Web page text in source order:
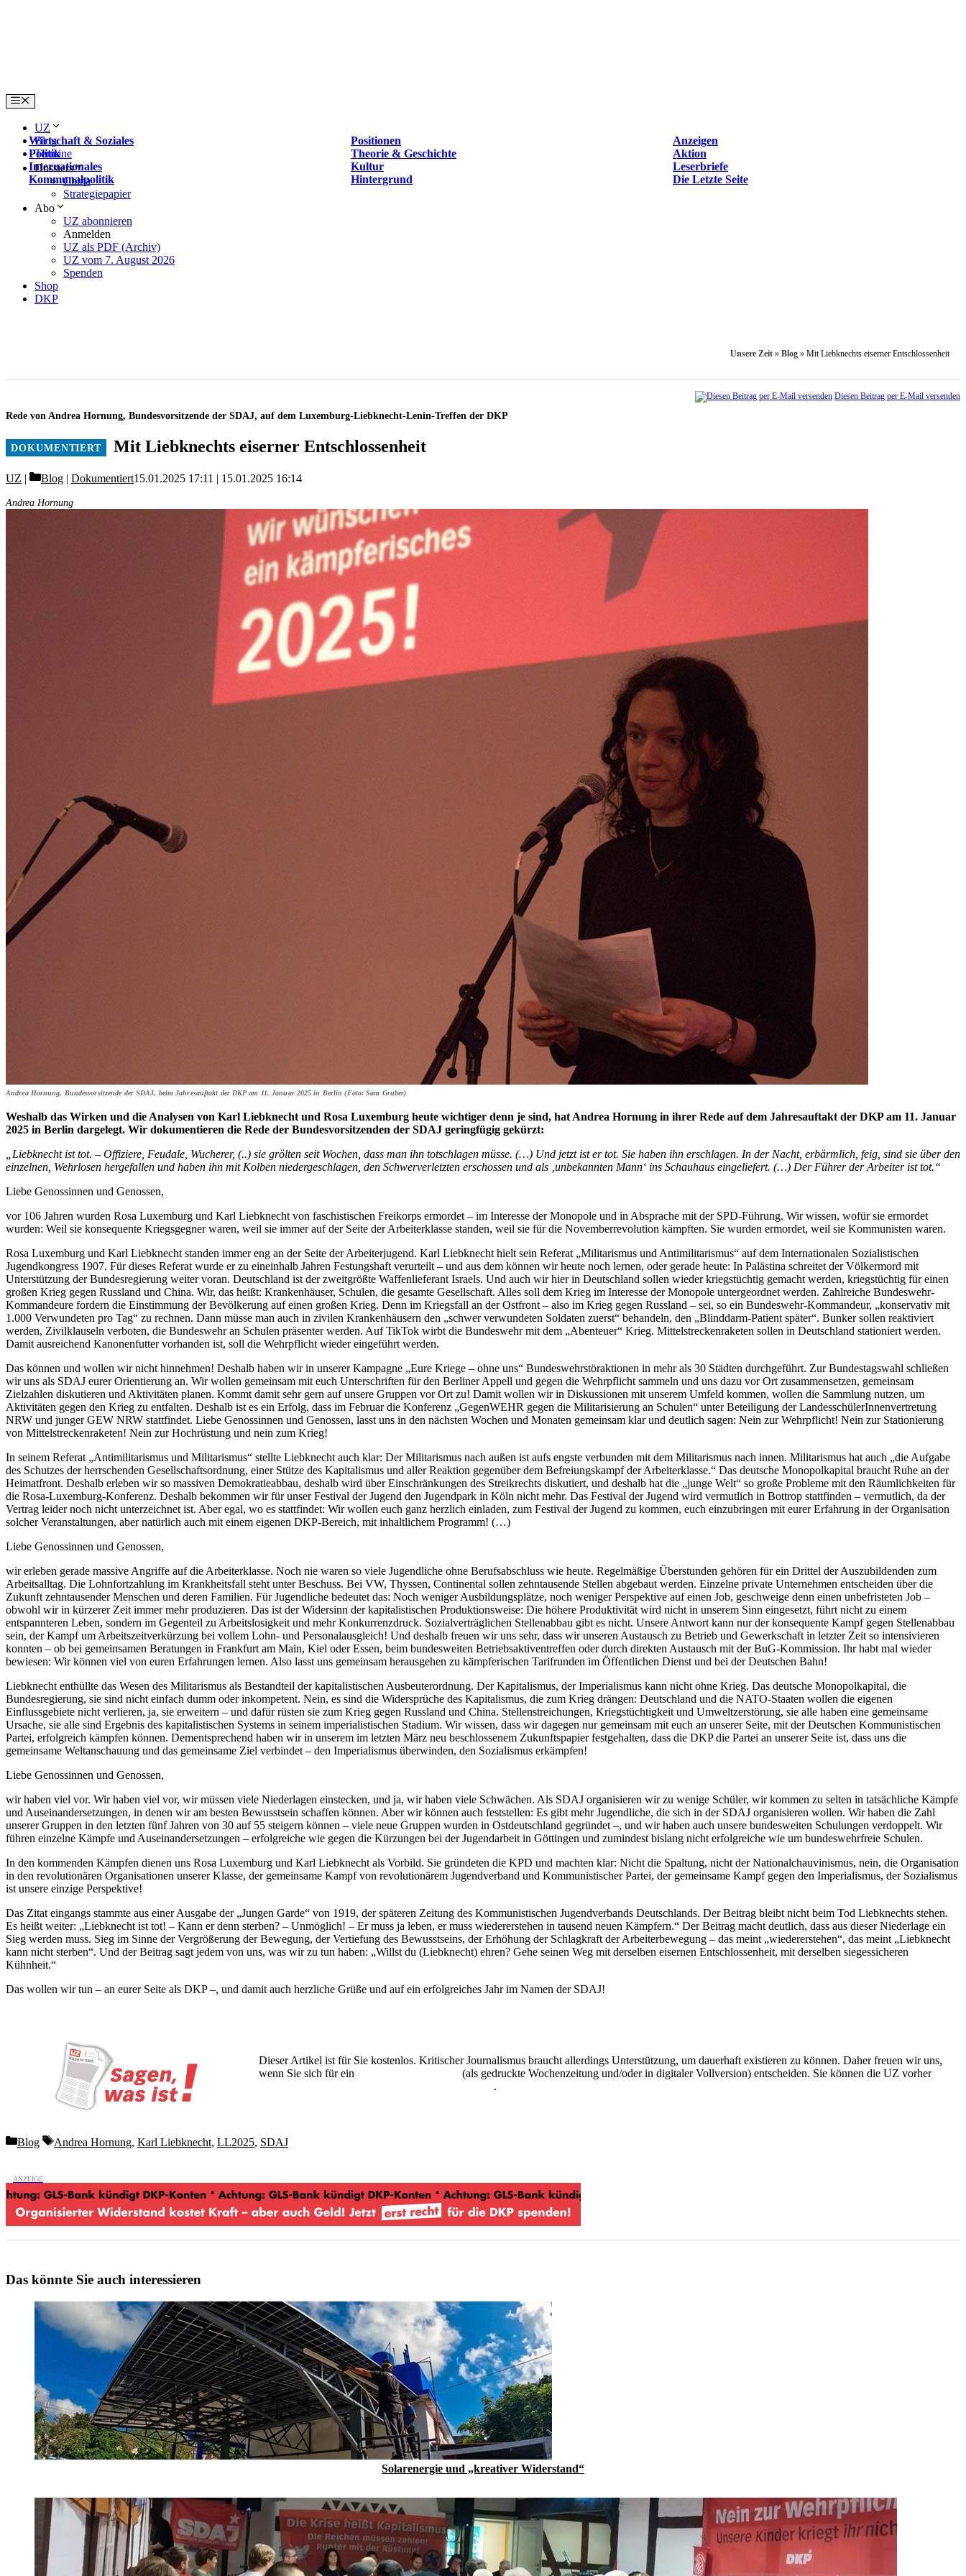
Menu
UZ
Wirtschaft & Soziales
Positionen
Anzeigen
Politik
Theorie & Geschichte
Aktion
Internationales
Kultur
Leserbriefe
Kommunalpolitik
Hintergrund Die Letzte Seite
Blog
Termine
Dossiers
China
Strategiepapier
Abo
UZ abonnieren
Anmelden
UZ als PDF (Archiv)
UZ vom 7. August 2026
Spenden
Shop
DKP
Unsere Zeit » Blog » Mit Liebknechts eiserner Entschlossenheit
Diesen Beitrag per E-Mail versenden
Rede von Andrea Hornung, Bundesvorsitzende der SDAJ, auf dem Luxemburg-Liebknecht-Lenin-Treffen der DKP
Mit Liebknechts eiserner Entschlossenheit
UZ Categories
Blog | Dokumentiert15.01.2025 17:11 15.01.2025 16:14
Andrea Hornung
Andrea Hornung, Bundesvorsitzende der SDAJ, beim Jahresauftakt der DKP am 11. Januar 2025 in Berlin (Foto: Sam Gruber)
Weshalb das Wirken und die Analysen von Karl Liebknecht und Rosa Luxemburg heute wichtiger denn je sind, hat Andrea Hornung in ihrer Rede auf dem Jahresauftakt der DKP am 11. Januar
2025 in Berlin dargelegt. Wir dokumentieren die Rede der Bundesvorsitzenden der SDAJ geringfügig gekürzt:
„Liebknecht ist tot. – Offiziere, Feudale, Wucherer, (..) sie grölten seit Wochen, dass man ihn totschlagen müsse. (…) Und jetzt ist er tot. Sie haben ihn erschlagen. In der Nacht, erbärmlich, feig, sind sie über den
einzelnen, Wehrlosen hergefallen und haben ihn mit Kolben niedergeschlagen, den Schwerverletzten erschossen und als ‚unbekannten Mann‘ ins Schauhaus eingeliefert. (…) Der Führer der Arbeiter ist tot.“
Liebe Genossinnen und Genossen,
vor 106 Jahren wurden Rosa Luxemburg und Karl Liebknecht von faschistischen Freikorps ermordet – im Interesse der Monopole und in Absprache mit der SPD-Führung. Wir wissen, wofür sie ermordet
wurden: Weil sie konsequente Kriegsgegner waren, weil sie immer auf der Seite der Arbeiterklasse standen, weil sie für die Novemberrevolution kämpften. Sie wurden ermordet, weil sie Kommunisten waren.
Rosa Luxemburg und Karl Liebknecht standen immer eng an der Seite der Arbeiterjugend. Karl Liebknecht hielt sein Referat „Militarismus und Antimilitarismus“ auf dem Internationalen Sozialistischen
Jugendkongress 1907. Für dieses Referat wurde er zu eineinhalb Jahren Festungshaft verurteilt – und aus dem können wir heute noch lernen, oder gerade heute: In Palästina schreitet der Völkermord mit
Unterstützung der Bundesregierung weiter voran. Deutschland ist der zweitgrößte Waffenlieferant Israels. Und auch wir hier in Deutschland sollen wieder kriegstüchtig gemacht werden, kriegstüchtig für einen
großen Krieg gegen Russland und China. Wir, das heißt: Krankenhäuser, Schulen, die gesamte Gesellschaft. Alles soll dem Krieg im Interesse der Monopole untergeordnet werden. Zahlreiche Bundeswehr-
Kommandeure fordern die Einstimmung der Bevölkerung auf einen großen Krieg. Denn im Kriegsfall an der Ostfront – also im Krieg gegen Russland – sei, so ein Bundeswehr-Kommandeur, „konservativ mit
1.000 Verwundeten pro Tag“ zu rechnen. Dann müsse man auch in zivilen Krankenhäusern den „schwer verwundeten Soldaten zuerst“ behandeln, den „Blinddarm-Patient später“. Bunker sollen reaktiviert
werden, Zivilklauseln verboten, die Bundeswehr an Schulen präsenter werden. Auf TikTok wirbt die Bundeswehr mit dem „Abenteuer“ Krieg. Mittelstreckenraketen sollen in Deutschland stationiert werden.
Damit ausreichend Kanonenfutter vorhanden ist, soll die Wehrpflicht wieder eingeführt werden.
Das können und wollen wir nicht hinnehmen! Deshalb haben wir in unserer Kampagne „Eure Kriege – ohne uns“ Bundeswehrstöraktionen in mehr als 30 Städten durchgeführt. Zur Bundestagswahl schließen
wir uns als SDAJ eurer Orientierung an. Wir wollen gemeinsam mit euch Unterschriften für den Berliner Appell und gegen die Wehrpflicht sammeln und uns dazu vor Ort zusammensetzen, gemeinsam
Zielzahlen diskutieren und Aktivitäten planen. Kommt damit sehr gern auf unsere Gruppen vor Ort zu! Damit wollen wir in Diskussionen mit unserem Umfeld kommen, wollen die Sammlung nutzen, um
Aktivitäten gegen den Krieg zu entfalten. Deshalb ist es ein Erfolg, dass im Februar die Konferenz „GegenWEHR gegen die Militarisierung an Schulen“ unter Beteiligung der LandesschülerInnenvertretung
NRW und junger GEW NRW stattfindet. Liebe Genossinnen und Genossen, lasst uns in den nächsten Wochen und Monaten gemeinsam klar und deutlich sagen: Nein zur Wehrpflicht! Nein zur Stationierung
von Mittelstreckenraketen! Nein zur Hochrüstung und nein zum Krieg!
In seinem Referat „Antimilitarismus und Militarismus“ stellte Liebknecht auch klar: Der Militarismus nach außen ist aufs engste verbunden mit dem Militarismus nach innen. Militarismus hat auch „die Aufgabe
des Schutzes der herrschenden Gesellschaftsordnung, einer Stütze des Kapitalismus und aller Reaktion gegenüber dem Befreiungskampf der Arbeiterklasse.“ Das deutsche Monopolkapital braucht Ruhe an der
Heimatfront. Deshalb erleben wir so massiven Demokratieabbau, deshalb wird über Einschränkungen des Streikrechts diskutiert, und deshalb hat die „junge Welt“ so große Probleme mit den Räumlichkeiten für
die Rosa-Luxemburg-Konferenz. Deshalb bekommen wir für unser Festival der Jugend den Jugendpark in Köln nicht mehr. Das Festival der Jugend wird vermutlich in Bottrop stattfinden – vermutlich, da der
Vertrag leider noch nicht unterzeichnet ist. Aber egal, wo es stattfindet: Wir wollen euch ganz herzlich einladen, zum Festival der Jugend zu kommen, euch einzubringen mit eurer Erfahrung in der Organisation
solcher Veranstaltungen, aber natürlich auch mit einem eigenen DKP-Bereich, mit inhaltlichem Programm! (…)
Liebe Genossinnen und Genossen,
wir erleben gerade massive Angriffe auf die Arbeiterklasse. Noch nie waren so viele Jugendliche ohne Berufsabschluss wie heute. Regelmäßige Überstunden gehören für ein Drittel der Auszubildenden zum
Arbeitsalltag. Die Lohnfortzahlung im Krankheitsfall steht unter Beschuss. Bei VW, Thyssen, Continental sollen zehntausende Stellen abgebaut werden. Einzelne private Unternehmen entscheiden über die
Zukunft zehntausender Menschen und deren Familien. Für Jugendliche bedeutet das: Noch weniger Ausbildungsplätze, noch weniger Perspektive auf einen Job, geschweige denn einen unbefristeten Job –
obwohl wir in kürzerer Zeit immer mehr produzieren. Das ist der Widersinn der kapitalistischen Produktionsweise: Die höhere Produktivität wird nicht in unserem Sinn eingesetzt, führt nicht zu einem
entspannteren Leben, sondern im Gegenteil zu Arbeitslosigkeit und mehr Konkurrenzdruck. Sozialverträglichen Stellenabbau gibt es nicht. Unsere Antwort kann nur der konsequente Kampf gegen Stellenabbau
sein, der Kampf um Arbeitszeitverkürzung bei vollem Lohn- und Personalausgleich! Und deshalb freuen wir uns sehr, dass wir unseren Austausch zu Betrieb und Gewerkschaft in letzter Zeit so intensivieren
konnten – ob bei gemeinsamen Beratungen in Frankfurt am Main, Kiel oder Essen, beim bundesweiten Betriebsaktiventreffen oder durch direkten Austausch mit der BuG-Kommission. Ihr habt mal wieder
bewiesen: Wir können viel von euren Erfahrungen lernen. Also lasst uns gemeinsam herausgehen zu kämpferischen Tarifrunden im Öffentlichen Dienst und bei der Deutschen Bahn!
Liebknecht enthüllte das Wesen des Militarismus als Bestandteil der kapitalistischen Ausbeuterordnung. Der Kapitalismus, der Imperialismus kann nicht ohne Krieg. Das deutsche Monopolkapital, die
Bundesregierung, sie sind nicht einfach dumm oder inkompetent. Nein, es sind die Widersprüche des Kapitalismus, die zum Krieg drängen: Deutschland und die NATO-Staaten wollen die eigenen
Einflussgebiete nicht verlieren, ja, sie erweitern – und dafür rüsten sie zum Krieg gegen Russland und China. Stellenstreichungen, Kriegstüchtigkeit und Umweltzerstörung, sie alle haben eine gemeinsame
Ursache, sie alle sind Ergebnis des kapitalistischen Systems in seinem imperialistischen Stadium. Wir wissen, dass wir dagegen nur gemeinsam mit euch an unserer Seite, mit der Deutschen Kommunistischen
Partei, erfolgreich kämpfen können. Dementsprechend haben wir in unserem im letzten März neu beschlossenem Zukunftspapier festgehalten, dass die DKP die Partei an unserer Seite ist, dass uns die
gemeinsame Weltanschauung und das gemeinsame Ziel verbindet – den Imperialismus überwinden, den Sozialismus erkämpfen!
Liebe Genossinnen und Genossen,
wir haben viel vor. Wir haben viel vor, wir müssen viele Niederlagen einstecken, und ja, wir haben viele Schwächen. Als SDAJ organisieren wir zu wenige Schüler, wir kommen zu selten in tatsächliche Kämpfe
und Auseinandersetzungen, in denen wir am besten Bewusstsein schaffen können. Aber wir können auch feststellen: Es gibt mehr Jugendliche, die sich in der SDAJ organisieren wollen. Wir haben die Zahl
unserer Gruppen in den letzten fünf Jahren von 30 auf 55 steigern können – viele neue Gruppen wurden in Ostdeutschland gegründet –, und wir haben auch unsere bundesweiten Schulungen verdoppelt. Wir
führen einzelne Kämpfe und Auseinandersetzungen – erfolgreiche wie gegen die Kürzungen bei der Jugendarbeit in Göttingen und zumindest bislang nicht erfolgreiche wie um bundeswehrfreie Schulen.
In den kommenden Kämpfen dienen uns Rosa Luxemburg und Karl Liebknecht als Vorbild. Sie gründeten die KPD und machten klar: Nicht die Spaltung, nicht der Nationalchauvinismus, nein, die Organisation
in den revolutionären Organisationen unserer Klasse, der gemeinsame Kampf von revolutionärem Jugendverband und Kommunistischer Partei, der gemeinsame Kampf gegen den Imperialismus, der Sozialismus
ist unsere einzige Perspektive!
Das Zitat eingangs stammte aus einer Ausgabe der „Jungen Garde“ von 1919, der späteren Zeitung des Kommunistischen Jugendverbands Deutschlands. Der Beitrag bleibt nicht beim Tod Liebknechts stehen.
Es heißt weiter: „Liebknecht ist tot! – Kann er denn sterben? – Unmöglich! – Er muss ja leben, er muss wiedererstehen in tausend neuen Kämpfern.“ Der Beitrag macht deutlich, dass aus dieser Niederlage ein
Sieg werden muss. Sieg im Sinne der Vergrößerung der Bewegung, der Vertiefung des Bewusstseins, der Erhöhung der Schlagkraft der Arbeiterbewegung – das meint „wiedererstehen“, das meint „Liebknecht
kann nicht sterben“. Und der Beitrag sagt jedem von uns, was wir zu tun haben: „Willst du (Liebknecht) ehren? Gehe seinen Weg mit derselben eisernen Entschlossenheit, mit derselben siegessicheren
Kühnheit.“
Das wollen wir tun – an eurer Seite als DKP –, und damit auch herzliche Grüße und auf ein erfolgreiches Jahr im Namen der SDAJ!
Dieser Artikel ist für Sie kostenlos. Kritischer Journalismus braucht allerdings Unterstützung, um dauerhaft existieren zu können. Daher freuen wir uns,
wenn Sie sich für ein
(als gedruckte Wochenzeitung und/oder in digitaler Vollversion) entscheiden. Sie können die UZ vorher
.
Categories
Blog Tags
Andrea Hornung, Karl Liebknecht, LL2025, SDAJ
Das könnte Sie auch interessieren
Solarenergie und „kreativer Widerstand“